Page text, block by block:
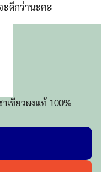
ะดีกว่านะคะ
เขียวผงแท้ 100%